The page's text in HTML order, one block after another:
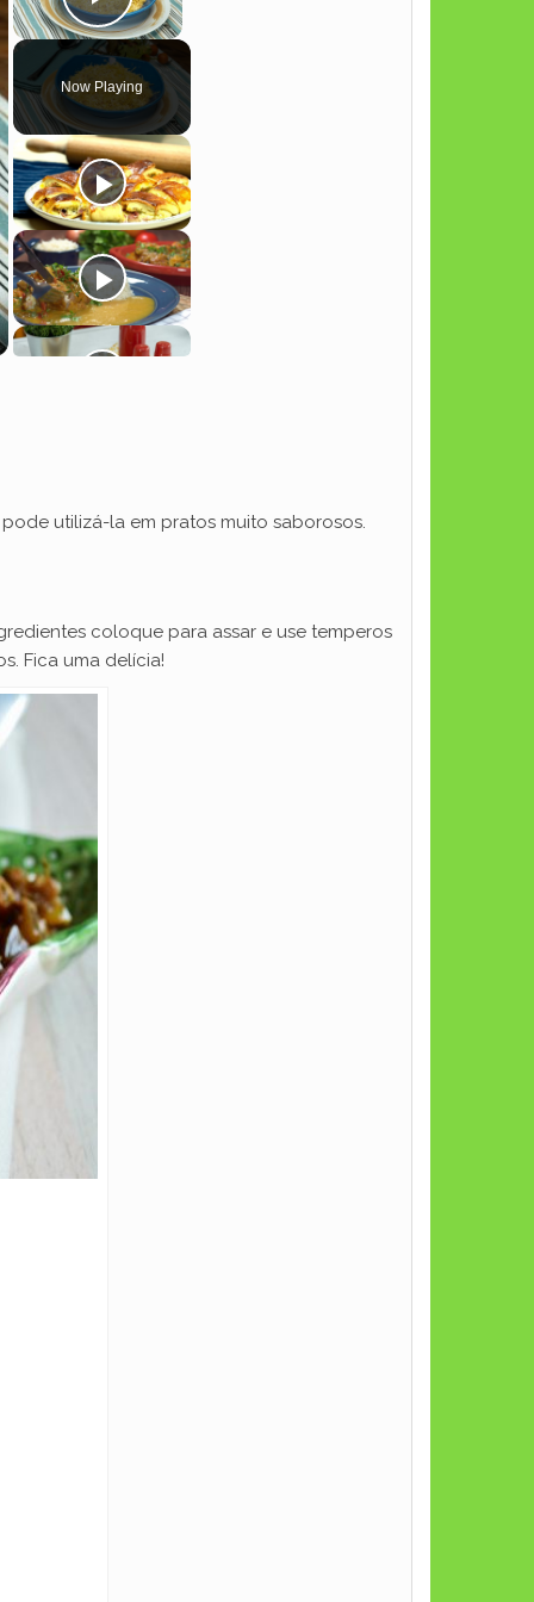
Play Video
Now Playing
utilizá-la em pratos muito saborosos.
coloque para assar e use temperos
Fica uma delícia!